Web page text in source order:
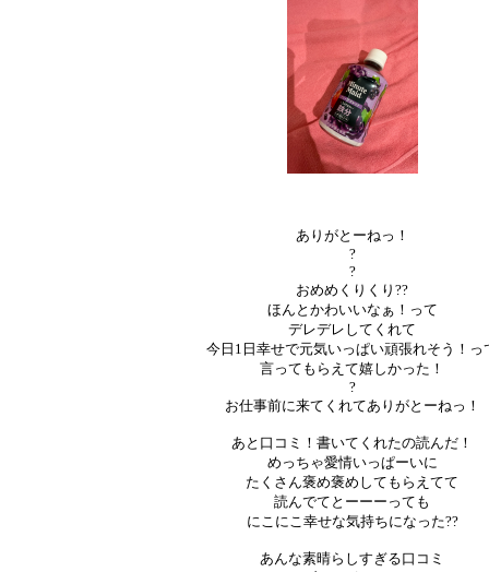
ありがとーねっ！
?
?
おめめくりくり??
ほんとかわいいなぁ！って
デレデレしてくれて
今日1日幸せで元気いっぱい頑張れそう！っ
言ってもらえて嬉しかった！
?
お仕事前に来てくれてありがとーねっ！
あと口コミ！書いてくれたの読んだ！
めっちゃ愛情いっぱーいに
たくさん褒め褒めしてもらえてて
読んでてとーーーっても
にこにこ幸せな気持ちになった??
あんな素晴らしすぎる口コミ